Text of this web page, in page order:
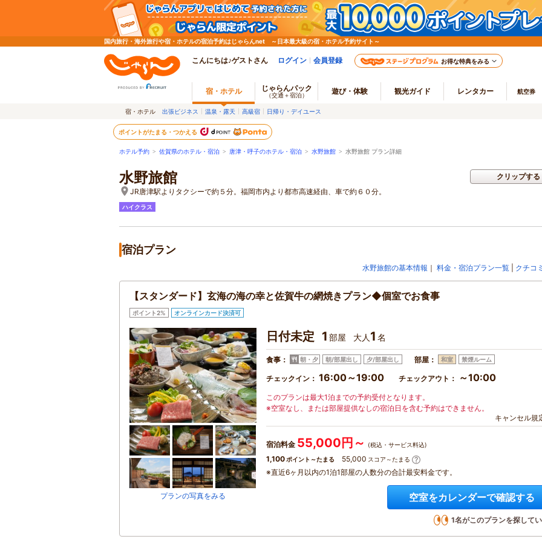
国内旅行・海外旅行や宿・ホテルの宿泊予約はじゃらんnet ～日本最大級の宿・ホテル予約サイト～
こんにちは♪ゲストさん ログイン 会員登録 お得な特典をみる
宿・ホテル じゃらんパック
（交通＋宿泊） 遊び・体験 観光ガイド レンタカー 航空券
宿・ホテル 出張ビジネス 温泉・露天 高級宿 日帰り・デイユース
ポイントがたまる・つかえる
ホテル予約 > 佐賀県のホテル・宿泊 > 唐津・呼子のホテル・宿泊 > 水野旅館 > 水野旅館 プラン詳細
水野旅館
JR唐津駅よりタクシーで約５分。福岡市内より都市高速経由、車で約６０分。
ハイクラス
クリップする
宿泊プラン
水野旅館の基本情報 ｜ 料金・宿泊プラン一覧 クチコ
【スタンダード】玄海の海の幸と佐賀牛の網焼きプラン◆個室でお食事
ポイント2% オンラインカード決済可
プランの写真をみる
日付未定 1 部屋 大人 1 名
食事： 朝・夕 朝/部屋出し 夕/部屋出し 部屋： 和室 禁煙ルーム
チェックイン： 16:00～19:00 チェックアウト： ～10:00
このプランは最大1泊までの予約受付となります。
※空室なし、または部屋提供なしの宿泊日を含む予約はできません。
キャンセル規
宿泊料金 55,000円～ (税込・サービス料込)
1,100 ポイント～たまる 55,000 スコア～たまる
※直近6ヶ月以内の1泊1部屋の人数分の合計最安料金です。
空室をカレンダーで確認する
1名がこのプランを探して